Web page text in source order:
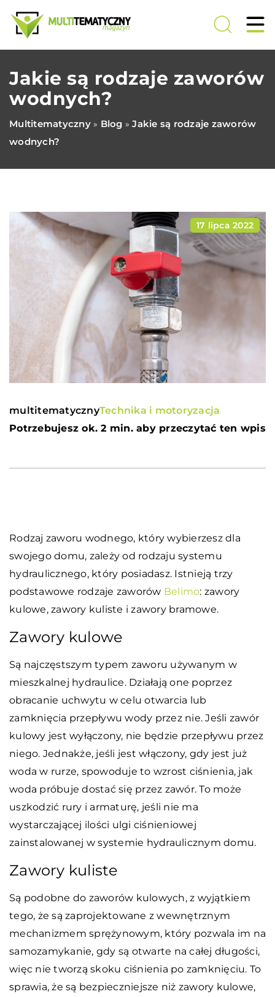
Jakie są rodzaje zaworów
wodnych?
Multitematyczny» Blog »Jakie są rodzaje zaworów
wodnych?
17 lipca 2022
multitematycznyTechnika i motoryzacja
Potrzebujesz ok. 2 min. aby przeczytać ten wpis
Rodzaj zaworu wodnego, który wybierzesz dla
swojego domu, zależy od rodzaju systemu
hydraulicznego, który posiadasz. Istnieją trzy
podstawowe rodzaje zaworów Belimo: zawory
kulowe, zawory kuliste i zawory bramowe.
Zawory kulowe
Są najczęstszym typem zaworu używanym w
mieszkalnej hydraulice. Działają one poprzez
obracanie uchwytu w celu otwarcia lub
zamknięcia przepływu wody przez nie. Jeśli zawór
kulowy jest wyłączony, nie będzie przepływu przez
niego. Jednakże, jeśli jest włączony, gdy jest już
woda w rurze, spowoduje to wzrost ciśnienia, jak
woda próbuje dostać się przez zawór. To może
uszkodzić rury i armaturę, jeśli nie ma
wystarczającej ilości ulgi ciśnieniowej
zainstalowanej w systemie hydraulicznym domu.
Zawory kuliste
Są podobne do zaworów kulowych, z wyjątkiem
tego, że są zaprojektowane z wewnętrznym
mechanizmem sprężynowym, który pozwala im na
samozamykanie, gdy są otwarte na całej długości,
więc nie tworzą skoku ciśnienia po zamknięciu. To
sprawia, że są bezpieczniejsze niż zawory kulowe,